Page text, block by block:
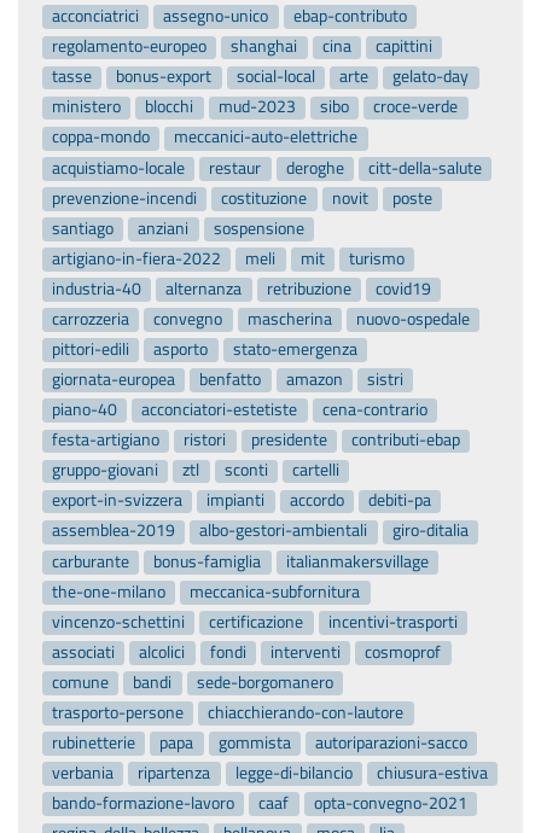
acconciatrici
assegno-unico
ebap-contributo
regolamento-europeo
shanghai cina
capittini
tasse
bonus-export social-local arte
gelato-day
ministero
blocchi mud-2023 sibo
croce-verde
coppa-mondo
meccanici-auto-elettriche
acquistiamo-locale
restaur deroghe
citt-della-salute
prevenzione-incendi
costituzione novit
poste
santiago
anziani
sospensione
artigiano-in-fiera-2022
meli mit
turismo
industria-40
alternanza retribuzione
covid19
carrozzeria
convegno mascherina
nuovo-ospedale
pittori-edili
asporto
stato-emergenza
giornata-europea
benfatto amazon
sistri
piano-40
acconciatori-estetiste
cena-contrario
festa-artigiano
ristori presidente
contributi-ebap
gruppo-giovani
ztl sconti
cartelli
export-in-svizzera
impianti accordo
debiti-pa
assemblea-2019
albo-gestori-ambientali
giro-ditalia
carburante
bonus-famiglia
italianmakersvillage
the-one-milano
meccanica-subfornitura
vincenzo-schettini
certificazione
incentivi-trasporti
associati
alcolici fondi interventi
cosmoprof
comune
bandi
sede-borgomanero
trasporto-persone
chiacchierando-con-lautore
rubinetterie
papa gommista
autoriparazioni-sacco
verbania
ripartenza legge-di-bilancio
chiusura-estiva
bando-formazione-lavoro
caaf
opta-convegno-2021